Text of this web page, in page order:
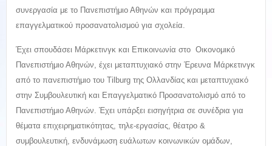
συνεργασία με το Πανεπιστήμιο Αθηνών και πρόγραμμα
επαγγελματικού προσανατολισμού για σχολεία.
Έχει σπουδάσει Μάρκετινγκ και Επικοινωνία στο Οικονομικό
Πανεπιστήμιο Αθηνών, έχει μεταπτυχιακό στην Έρευνα Μάρκετινγκ
από το πανεπιστήμιο του Tilburg της Ολλανδίας και μεταπτυχιακό
στην Συμβουλευτική και Επαγγελματικό Προσανατολισμό από το
Πανεπιστήμιο Αθηνών. Έχει υπάρξει εισηγήτρια σε συνέδρια για
θέματα επιχειρηματικότητας, τηλε-εργασίας, θέατρο &
συμβουλευτική, ενδυνάμωση ευάλωτων κοινωνικών ομάδων,